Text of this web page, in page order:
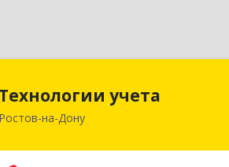
Технологии учета
Ростов-на-Дону
344064, Ростовская обл, Ростов-на-